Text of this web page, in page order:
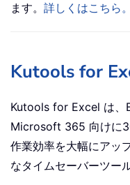
ます。 詳しくはこちら。
Kutools for
Kutools for Excel は
Microsoft 365 向けに
作業効率を大幅にアッ
なタイムセーバーツー